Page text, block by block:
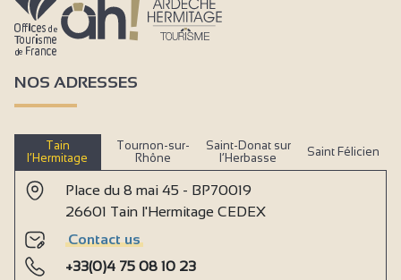
NOS ADRESSES
Tain
l’Hermitage
Tournon-sur-
Rhône
Saint-Donat sur
l’Herbasse
Saint Félicien
Place du 8 mai 45 - BP70019
26601 Tain l'Hermitage CEDEX
Contact us
+33(0)4 75 08 10 23